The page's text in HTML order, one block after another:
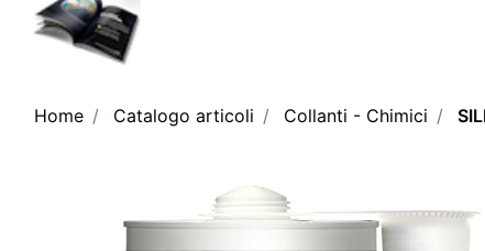
Home Catalogo articoli Collanti - Chimici